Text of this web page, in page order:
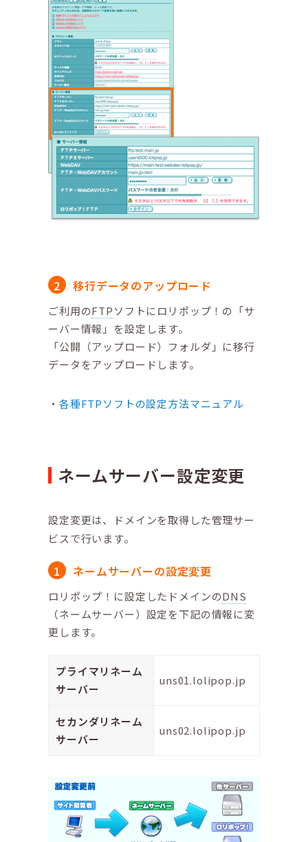
移行データのアップロード
ご利用のFTPソフトにロリポップ！の「サ
ーバー情報」を設定します。
「公開（アップロード）フォルダ」に移行
データをアップロードします。
各種FTPソフトの設定方法マニュアル
ネームサーバー設定変更
設定変更は、ドメインを取得した管理サー
ビスで行います。
ネームサーバーの設定変更
ロリポップ！に設定したドメインのDNS
（ネームサーバー）設定を下記の情報に変
更します。
プライマリネーム
サーバー
uns01.lolipop.jp
セカンダリネーム
サーバー
uns02.lolipop.jp